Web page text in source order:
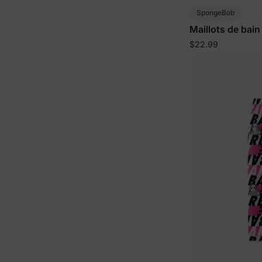
SpongeBob
Maillots de
fillettes/enfants
$22.99